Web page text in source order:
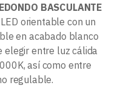
BASCULANTE
orientable con un
en acabado blanco
elegir entre luz cálida
así como entre
regulable.